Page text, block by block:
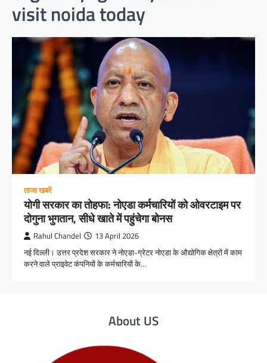
visit noida today
ताजा खबरें
योगी सरकार का तोहफा: नोएडा कर्मचारियों को ओवरटाइम पर
दोगुना भुगतान, सीधे खाते में पहुंचेगा बोनस
Rahul Chandel 13 April 2026
नई दिल्ली। उत्तर प्रदेश सरकार ने नोएडा-ग्रेटर नोएडा के औद्योगिक क्षेत्रों में काम
करने वाले प्राइवेट कंपनियों के कर्मचारियों के…
About US